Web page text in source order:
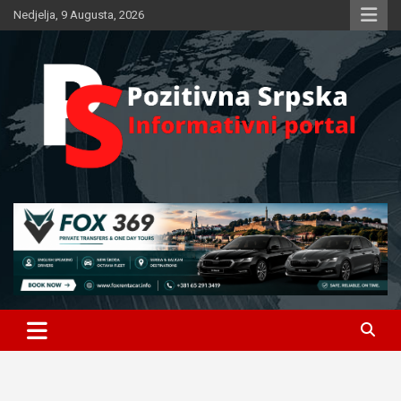
Skip
to
Nedjelja, 9 Augusta, 2026
Pozitivna Srpska